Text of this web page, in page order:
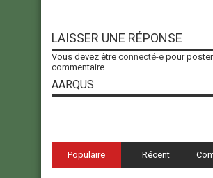
LAISSER UNE RÉPONSE
Vous devez être connecté-e pour
commentaire
AARQUS
Populaire Récent